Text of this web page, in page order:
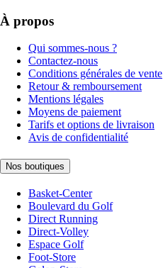
À propos
Qui sommes-nous ?
Contactez-nous
Conditions générales de vente
Retour & remboursement
Mentions légales
Moyens de paiement
Tarifs et options de livraison
Avis de confidentialité
Nos boutiques
Basket-Center
Boulevard du Golf
Direct Running
Direct-Volley
Espace Golf
Foot-Store